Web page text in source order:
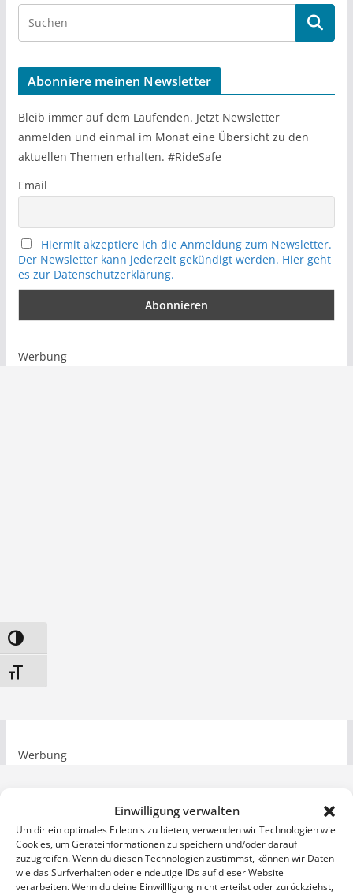
Einwilligung verwalten
Um dir ein optimales Erlebnis zu bieten, verwenden wir Technologien wie
Cookies, um Geräteinformationen zu speichern und/oder darauf
zuzugreifen. Wenn du diesen Technologien zustimmst, können wir Daten
wie das Surfverhalten oder eindeutige IDs auf dieser Website
verarbeiten. Wenn du deine Einwillligung nicht erteilst oder zurückziehst,
Umschalten auf hohe Kontraste
Schrift vergrößern
r
c
h
Abonniere meinen Newsletter
Bleib immer auf dem Laufenden. Jetzt Newsletter
anmelden und einmal im Monat eine Übersicht zu den
aktuellen Themen erhalten. #RideSafe
Email
Hiermit akzeptiere ich die Anmeldung zum Newsletter.
Der Newsletter kann jederzeit gekündigt werden. Hier geht
es zur Datenschutzerklärung.
Werbung
Werbung